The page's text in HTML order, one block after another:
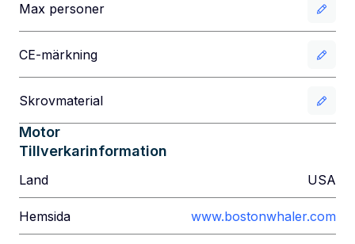
Max personer
CE-märkning
Skrovmaterial
Motor
Tillverkarinformation
Land USA
Hemsida www.bostonwhaler.com